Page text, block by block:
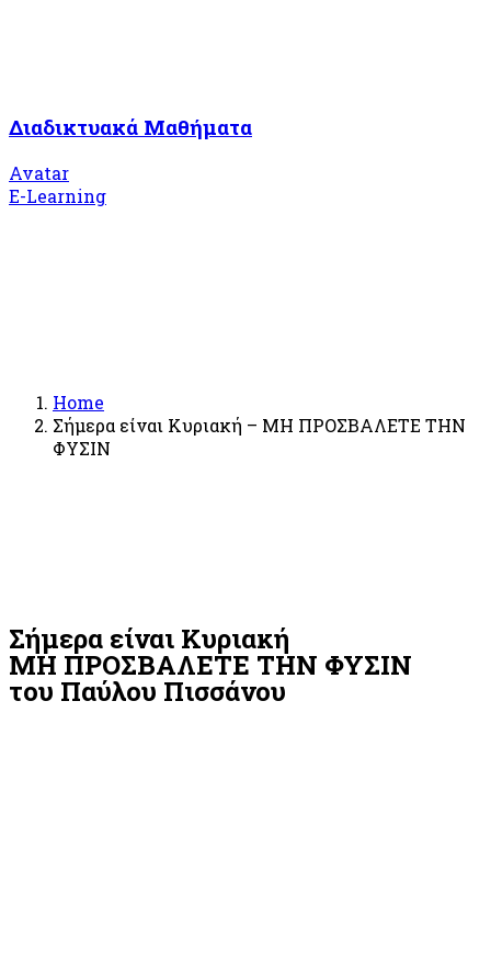
Διαδικτυακά Μαθήματα
Avatar
E-Learning
Home
Σήμερα είναι Κυριακή – ΜΗ ΠΡΟΣΒΑΛΕΤΕ ΤΗΝ
ΦΥΣΙΝ
Σήμερα είναι Κυριακή
ΜΗ ΠΡΟΣΒΑΛΕΤΕ ΤΗΝ ΦΥΣΙΝ
του Παύλου Πισσάνου